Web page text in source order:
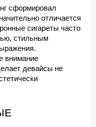
сформировал
отличается
сигареты часто
стильным
внимание
девайсы не